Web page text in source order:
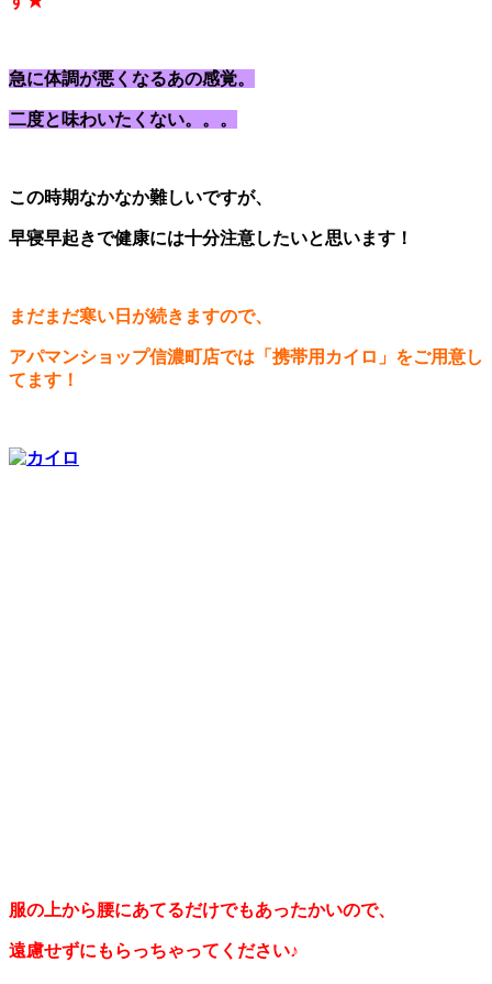
急に体調が悪くなるあの感覚。
二度と味わいたくない。。。
この時期なかなか難しいですが、
早寝早起きで健康には十分注意したいと思います！
まだまだ寒い日が続きますので、
アパマンショップ信濃町店では「携帯用カイロ」をご用意し
てます！
服の上から腰にあてるだけでもあったかいので、
遠慮せずにもらっちゃってください♪